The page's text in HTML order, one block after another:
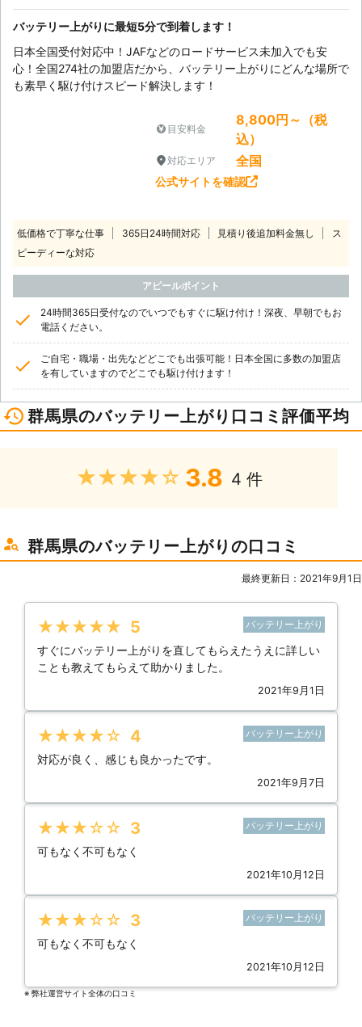
バッテリー上がりに最短5分で到着します！
日本全国受付対応中！JAFなどのロードサービス未加入でも安
心！全国274社の加盟店だから、バッテリー上がりにどんな場所で
も素早く駆け付けスピード解決します！
目安料金
8,800円～（税
込）
対応エリア 全国
公式サイトを確認
低価格で丁寧な仕事 365日24時間対応 見積り後追加料金無し
ス
ピーディーな対応
アピールポイント
24時間365日受付なのでいつでもすぐに駆け付け！深夜、早朝でもお
電話ください。
ご自宅・職場・出先などどこでも出張可能！日本全国に多数の加盟店
を有していますのでどこでも駆け付けます！
群馬県のバッテリー上がり口コミ評価平均
★★★★★ 3.8 4 件
群馬県のバッテリー上がりの口コミ
最終更新日：2021年9月1日
★★★★★ 5 バッテリー上がり
すぐにバッテリー上がりを直してもらえたうえに詳しい
ことも教えてもらえて助かりました。
2021年9月1日
★★★★★ 4 バッテリー上がり
対応が良く、感じも良かったです。
2021年9月7日
★★★★★ 3 バッテリー上がり
可もなく不可もなく
2021年10月12日
★★★★★ 3 バッテリー上がり
可もなく不可もなく
2021年10月12日
※ 弊社運営サイト全体の⼝コミ